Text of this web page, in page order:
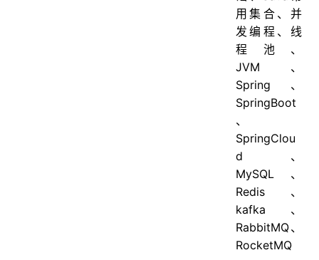
用集合、并
发编程、线
程池、
JVM、
Spring、
SpringBoot
、
SpringClou
d、
MySQL、
Redis、
kafka、
RabbitMQ、
RocketMQ